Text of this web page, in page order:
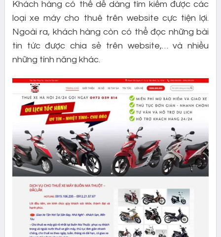
Khách hàng có thể dễ dàng tìm kiếm được các
loại xe máy cho thuê trên website cực tiện lợi.
Ngoài ra, khách hàng còn có thể đọc những bài
tin tức được chia sẻ trên website,… và nhiều
những tính năng khác.